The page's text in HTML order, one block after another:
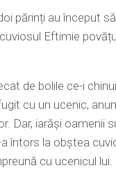
părinți au început
Eftimie
de bolile ce-i
cu un ucenic,
Dar, iarăși oamenii
întors la obștea
cu ucenicul lui.